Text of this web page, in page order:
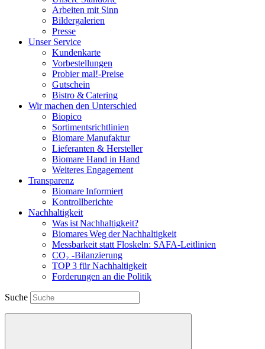
Arbeiten mit Sinn
Bildergalerien
Presse
Unser Service
Kundenkarte
Vorbestellungen
Probier mal!-Preise
Gutschein
Bistro & Catering
Wir machen den Unterschied
Biopico
Sortimentsrichtlinien
Biomare Manufaktur
Lieferanten & Hersteller
Biomare Hand in Hand
Weiteres Engagement
Transparenz
Biomare Informiert
Kontrollberichte
Nachhaltigkeit
Was ist Nachhaltigkeit?
Biomares Weg der Nachhaltigkeit
Messbarkeit statt Floskeln: SAFA-Leitlinien
CO₂ -Bilanzierung
TOP 3 für Nachhaltigkeit
Forderungen an die Politik
Suche